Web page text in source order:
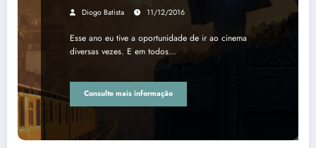
Diogo Batista 11/12/2016
Esse ano eu tive a oportunidade de ir ao cinema
diversas vezes. E em todos…
Consulte mais informação